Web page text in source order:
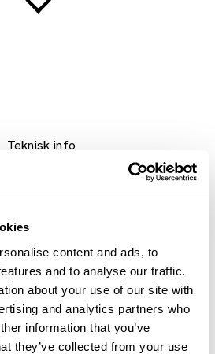
content and ads, to
and to analyse our traffic.
about your use of our site with
and analytics partners who
information that you’ve
they’ve collected from your use
Teknisk info
INCI
av aktivator. Gjør at spangelimet
på neglen, slik at ikke produktet